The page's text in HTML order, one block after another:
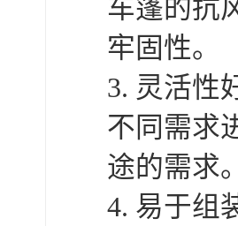
7、良好
化设计，
8、实用
够长时间
使用寿命